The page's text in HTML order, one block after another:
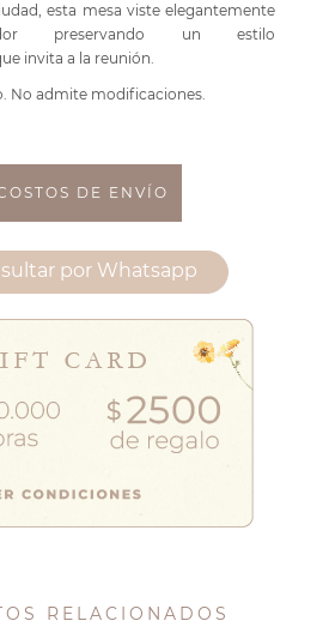
esta mesa viste elegantemente
preservando un estilo
invita a la reunión.
No admite modificaciones.
DE ENVÍO
por Whatsapp
RELACIONADOS